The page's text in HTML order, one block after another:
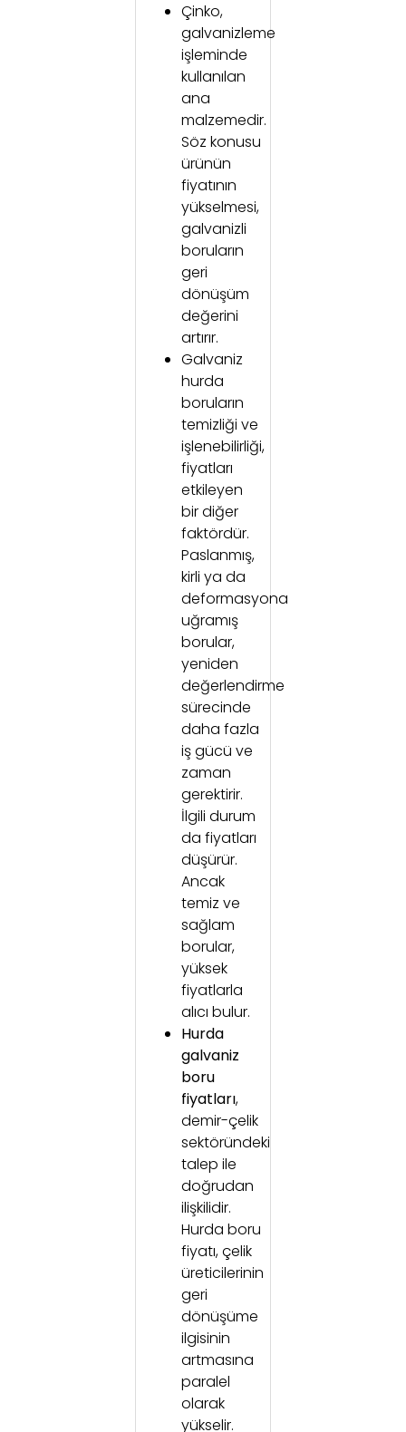
Çinko,
galvanizleme
işleminde
kullanılan
ana
malzemedir.
Söz konusu
ürünün
fiyatının
yükselmesi,
galvanizli
boruların
geri
dönüşüm
değerini
artırır.
Galvaniz
hurda
boruların
temizliği ve
işlenebilirliği,
fiyatları
etkileyen
bir diğer
faktördür.
Paslanmış,
kirli ya da
deformasyona
uğramış
borular,
yeniden
değerlendirme
sürecinde
daha fazla
iş gücü ve
zaman
gerektirir.
İlgili durum
da fiyatları
düşürür.
Ancak
temiz ve
sağlam
borular,
yüksek
fiyatlarla
alıcı bulur.
Hurda
galvaniz
boru
fiyatları,
demir-çelik
sektöründeki
talep ile
doğrudan
ilişkilidir.
Hurda boru
fiyatı, çelik
üreticilerinin
geri
dönüşüme
ilgisinin
artmasına
paralel
olarak
yükselir.